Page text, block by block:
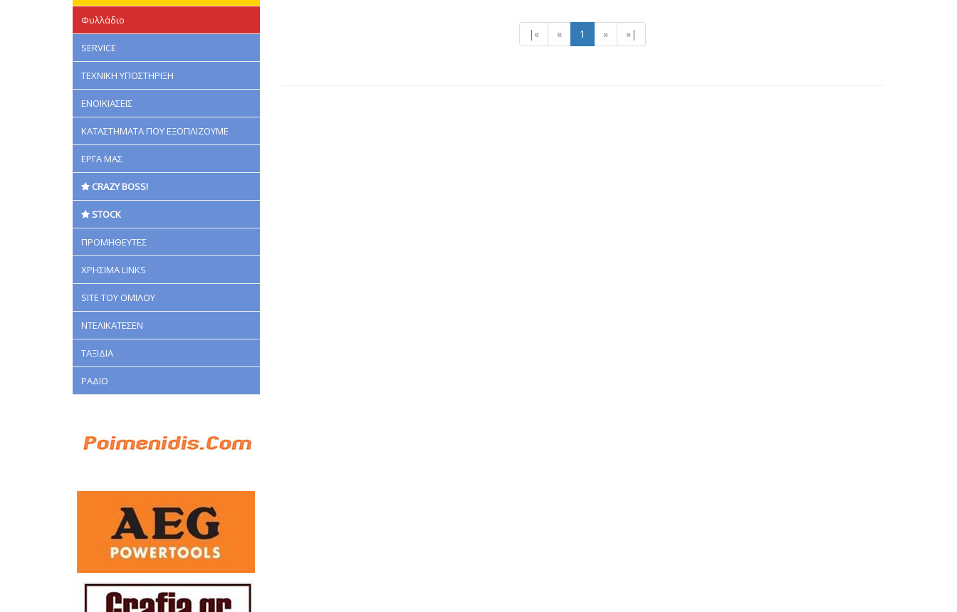
Φυλλάδιο
SERVICE
ΤΕΧΝΙΚΗ ΥΠΟΣΤΗΡΙΞΗ
ΕΝΟΙΚΙΑΣΕΙΣ
ΚΑΤΑΣΤΗΜΑΤΑ ΠΟΥ ΕΞΟΠΛΙΖΟΥΜΕ
ΕΡΓΑ ΜΑΣ
CRAZY BOSS!
STOCK
ΠΡΟΜΗΘΕΥΤΕΣ
ΧΡΗΣΙΜΑ LINKS
SITE ΤΟΥ ΟΜΙΛΟΥ
ΝΤΕΛΙΚΑΤΕΣΕΝ
ΤΑΞΙΔΙΑ
ΡΑΔΙΟ
|« « 1 » »|